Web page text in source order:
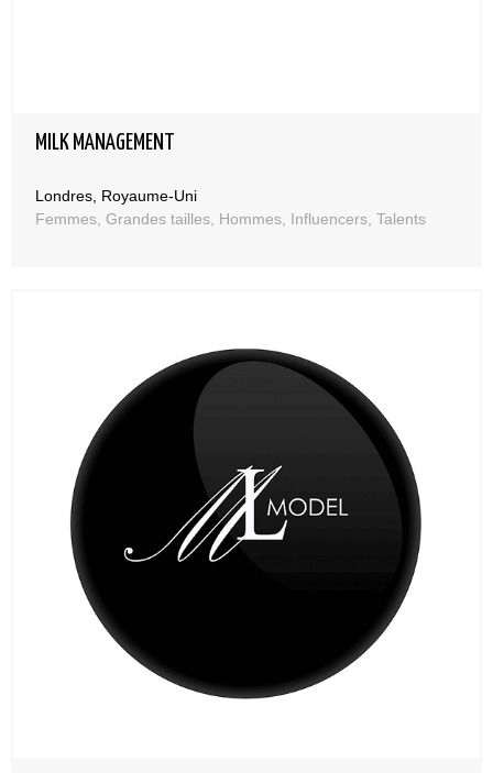
MILK MANAGEMENT
Londres, Royaume-Uni
Femmes, Grandes tailles, Hommes, Influencers, Talents